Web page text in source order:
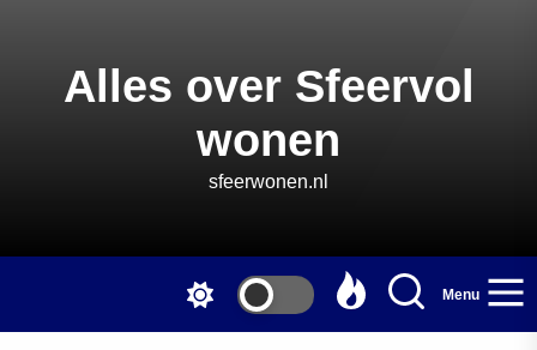
Alles over Sfeervol
wonen
sfeerwonen.nl
Menu